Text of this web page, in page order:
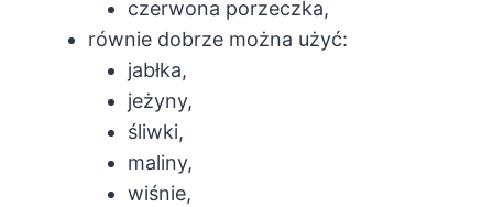
czerwona porzeczka,
równie dobrze można użyć:
jabłka,
jeżyny,
śliwki,
maliny,
wiśnie,